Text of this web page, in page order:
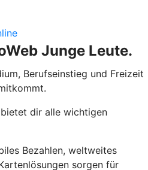
Junge Leute.
Berufseinstieg und Freizeit
dir alle wichtigen
Bezahlen, weltweites
sorgen für